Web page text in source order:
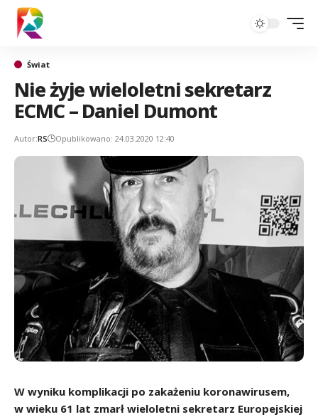
Świat
Nie żyje wieloletni sekretarz
ECMC – Daniel Dumont
Autor:RS Opublikowano: 24.03.2020 12:40
W wyniku komplikacji po zakażeniu koronawirusem,
w wieku 61 lat zmarł wieloletni sekretarz Europejskiej